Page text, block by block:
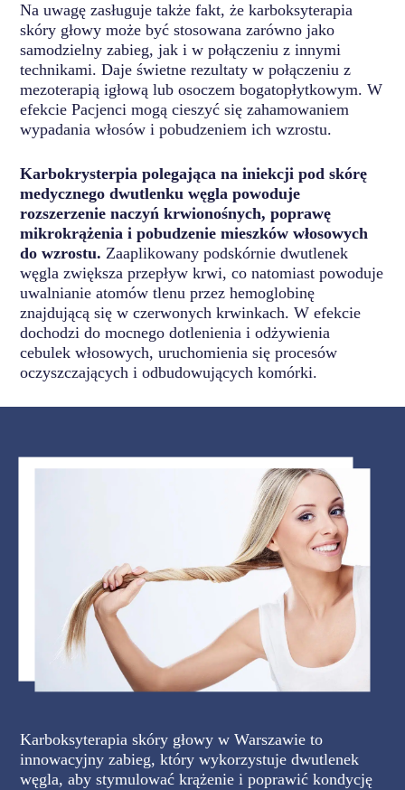
Na uwagę zasługuje także fakt, że karboksyterapia
skóry głowy może być stosowana zarówno jako
samodzielny zabieg, jak i w połączeniu z innymi
technikami. Daje świetne rezultaty w połączeniu z
mezoterapią igłową lub osoczem bogatopłytkowym. W
efekcie Pacjenci mogą cieszyć się zahamowaniem
wypadania włosów i pobudzeniem ich wzrostu.
Karbokrysterpia polegająca na iniekcji pod skórę
medycznego dwutlenku węgla powoduje
rozszerzenie naczyń krwionośnych, poprawę
mikrokrążenia i pobudzenie mieszków włosowych
do wzrostu. Zaaplikowany podskórnie dwutlenek
węgla zwiększa przepływ krwi, co natomiast powoduje
uwalnianie atomów tlenu przez hemoglobinę
znajdującą się w czerwonych krwinkach. W efekcie
dochodzi do mocnego dotlenienia i odżywienia
cebulek włosowych, uruchomienia się procesów
oczyszczających i odbudowujących komórki.
Karboksyterapia skóry głowy w Warszawie to
innowacyjny zabieg, który wykorzystuje dwutlenek
węgla, aby stymulować krążenie i poprawić kondycję